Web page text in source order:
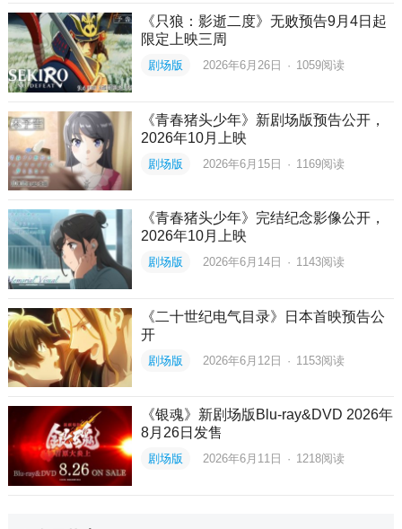
《只狼：影逝二度》无败预告9月4日起
限定上映三周
剧场版 2026年6月26日 · 1059阅读
《青春猪头少年》新剧场版预告公开，
2026年10月上映
剧场版 2026年6月15日 · 1169阅读
《青春猪头少年》完结纪念影像公开，
2026年10月上映
剧场版 2026年6月14日 · 1143阅读
《二十世纪电气目录》日本首映预告公
开
剧场版 2026年6月12日 · 1153阅读
《银魂》新剧场版Blu-ray&DVD 2026年
8月26日发售
剧场版 2026年6月11日 · 1218阅读